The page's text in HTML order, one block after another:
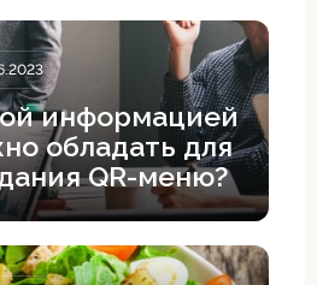
информацией
обладать для
QR-меню?